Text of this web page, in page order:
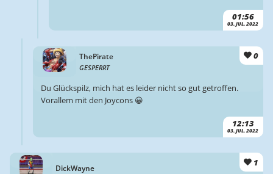
01:56
03. JUL. 2022
ThePirate
GESPERRT
0
12:13
03. JUL. 2022
Du Glückspilz, mich hat es leider nicht so gut getroffen.
Vorallem mit den Joycons 😀
DickWayne
1